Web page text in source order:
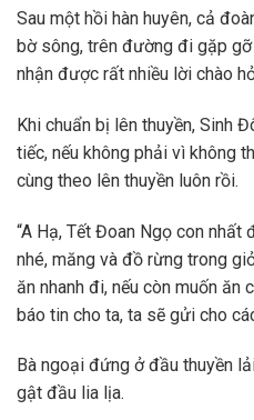
Sau một hồi hàn huyên, cả
bờ sông, trên đường đi gặp
nhận được rất nhiều lời chào
Khi chuẩn bị lên thuyền, Sinh
tiếc, nếu không phải vì không
cùng theo lên thuyền luôn rồi.
“A Hạ, Tết Đoan Ngọ con
nhé, măng và đồ rừng trong
ăn nhanh đi, nếu còn muốn
báo tin cho ta, ta sẽ gửi cho
Bà ngoại đứng ở đầu thuyền
gật đầu lia lịa.